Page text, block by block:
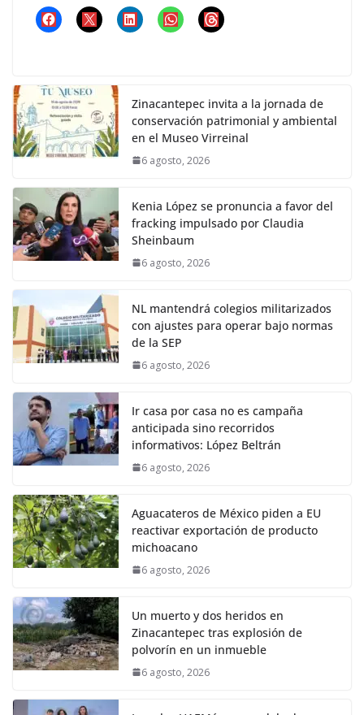
Zinacantepec invita a la jornada de
conservación patrimonial y ambiental
en el Museo Virreinal
6 agosto, 2026
Kenia López se pronuncia a favor del
fracking impulsado por Claudia
Sheinbaum
6 agosto, 2026
NL mantendrá colegios militarizados
con ajustes para operar bajo normas
de la SEP
6 agosto, 2026
Ir casa por casa no es campaña
anticipada sino recorridos
informativos: López Beltrán
6 agosto, 2026
Aguacateros de México piden a EU
reactivar exportación de producto
michoacano
6 agosto, 2026
Un muerto y dos heridos en
Zinacantepec tras explosión de
polvorín en un inmueble
6 agosto, 2026